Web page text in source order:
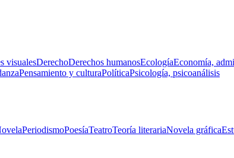
visualesDerechoDerechos humanosEcologíaEconomía,
Pensamiento y culturaPolíticaPsicología, psicoanálisis
PeriodismoPoesíaTeatroTeoría literariaNovela gráfica